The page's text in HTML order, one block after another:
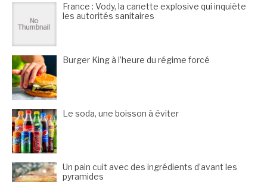
France : Vody, la canette explosive qui inquiète
les autorités sanitaires
Burger King à l’heure du régime forcé
Le soda, une boisson à éviter
Un pain cuit avec des ingrédients d’avant les
pyramides